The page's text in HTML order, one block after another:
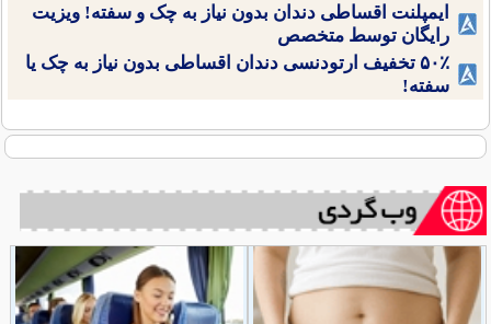
ایمپلنت اقساطی دندان بدون نیاز به چک و سفته! ویزیت
رایگان توسط متخصص
۵۰٪ تخفیف ارتودنسی دندان اقساطی بدون نیاز به چک یا
سفته!